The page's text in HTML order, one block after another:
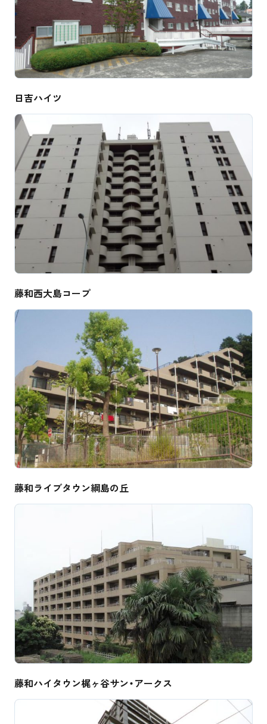
日吉ハイツ
藤和西大島コープ
藤和ライブタウン綱島の丘
藤和ハイタウン梶ヶ谷サン・アークス